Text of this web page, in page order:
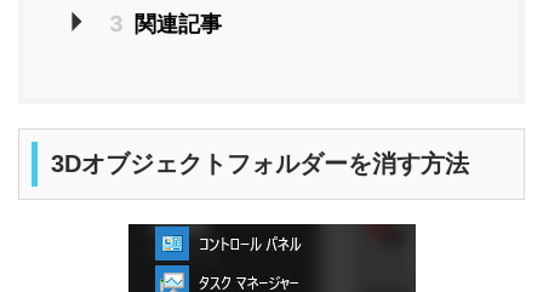
3 関連記事
3Dオブジェクトフォルダーを消す方法